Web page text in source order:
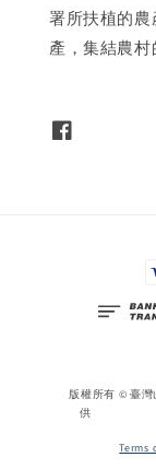
署所扶植的
產，集結農村
版權所有 © 臺灣
供 營業人
Terms